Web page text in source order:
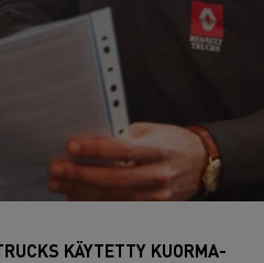
KÄYTETTY KUORMA-